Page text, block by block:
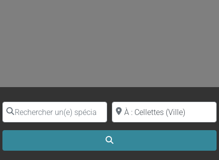
Rechercher un(e) spécialiste par nomProche de (ville ou région)